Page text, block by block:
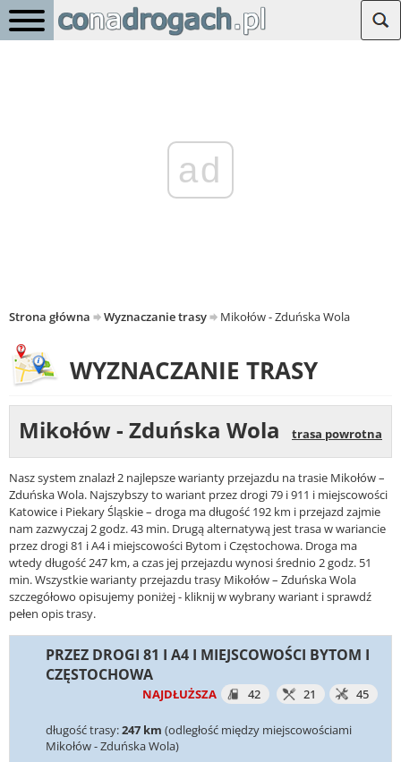
ad
Strona główna Wyznaczanie trasy Mikołów - Zduńska Wola
WYZNACZANIE TRASY
Mikołów - Zduńska Wola trasa powrotna
Nasz system znalazł 2 najlepsze warianty przejazdu na trasie Mikołów –
Zduńska Wola. Najszybszy to wariant przez drogi 79 i 911 i miejscowości
Katowice i Piekary Śląskie – droga ma długość 192 km i przejazd zajmie
nam zazwyczaj 2 godz. 43 min. Drugą alternatywą jest trasa w wariancie
przez drogi 81 i A4 i miejscowości Bytom i Częstochowa. Droga ma
wtedy długość 247 km, a czas jej przejazdu wynosi średnio 2 godz. 51
min. Wszystkie warianty przejazdu trasy Mikołów – Zduńska Wola
szczegółowo opisujemy poniżej - kliknij w wybrany wariant i sprawdź
pełen opis trasy.
PRZEZ DROGI 81 I A4 I MIEJSCOWOŚCI BYTOM I
CZĘSTOCHOWA
NAJDŁUŻSZA 42 21 45
długość trasy:247 km (odległość między miejscowościami
Mikołów - Zduńska Wola)